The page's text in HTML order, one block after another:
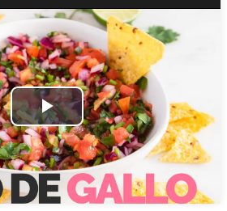
Play
Video